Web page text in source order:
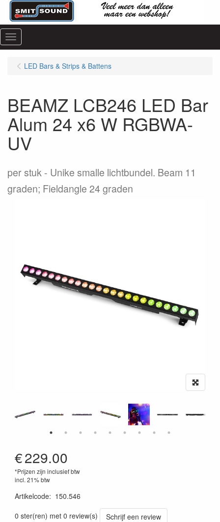
Menu
LED Bars & Strips & Battens
BEAMZ LCB246 LED Bar
Alum 24 x6 W RGBWA-
UV
per stuk
Unike smalle lichtbundel. Beam 11
graden; Fieldangle 24 graden
€229.00
*Prijzen zijn inclusief btw
incl. 21% btw
Artikelcode: 150.546
0 ster(ren) met 0 review(s)
Schrijf een review